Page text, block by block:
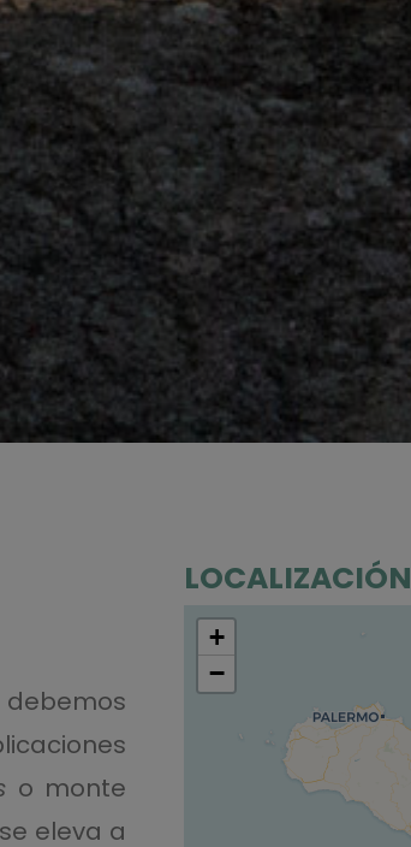
debemos
o monte
eleva a
LOCALIZACIÓN
+
−